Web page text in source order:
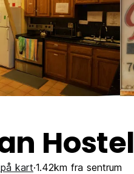
Hostel
kart 1.42km fra sentrum